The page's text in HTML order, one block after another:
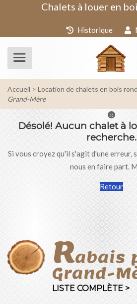
Chalets à louer en
Historique
Accueil Location de chalets en bois rond
Grand-Mère
Désolé!Aucun chalet à
recherche.
Si vous croyez qu'il s'agit d'une erreur,
nous en faire part.
Retour
Rabais
Grand-
LISTE COMPLÈTE >